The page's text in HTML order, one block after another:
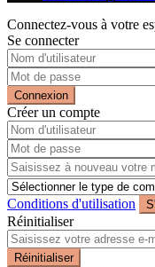
Connectez-vous à votre
Se connecter
Connexion
Créer un compte
Conditions d'utilisation
Réinitialiser
Réinitialiser